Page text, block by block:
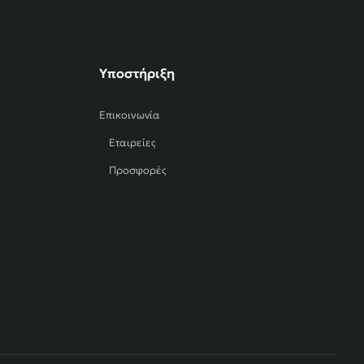
Υποστήριξη
Επικοινωνία
Εταιρείες
Προσφορές